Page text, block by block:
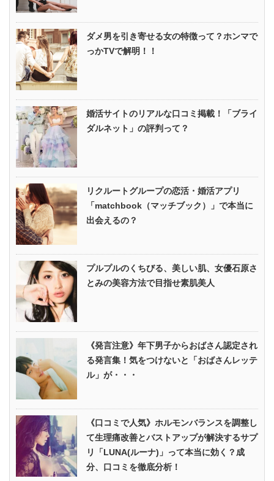
ダメ男を引き寄せる女の特徴って？ホンマで
っかTVで解明！！
婚活サイトのリアルな口コミ掲載！「ブライ
ダルネット」の評判って？
リクルートグループの恋活・婚活アプリ
「matchbook（マッチブック）」で本当に
出会えるの？
プルプルのくちびる、美しい肌、女優石原さ
とみの美容方法で目指せ素肌美人
《発言注意》年下男子からおばさん認定され
る発言集！気をつけないと「おばさんレッテ
ル」が・・・
《口コミで人気》ホルモンバランスを調整し
て生理痛改善とバストアップが解決するサプ
リ「LUNA(ルーナ)」って本当に効く？成
分、口コミを徹底分析！